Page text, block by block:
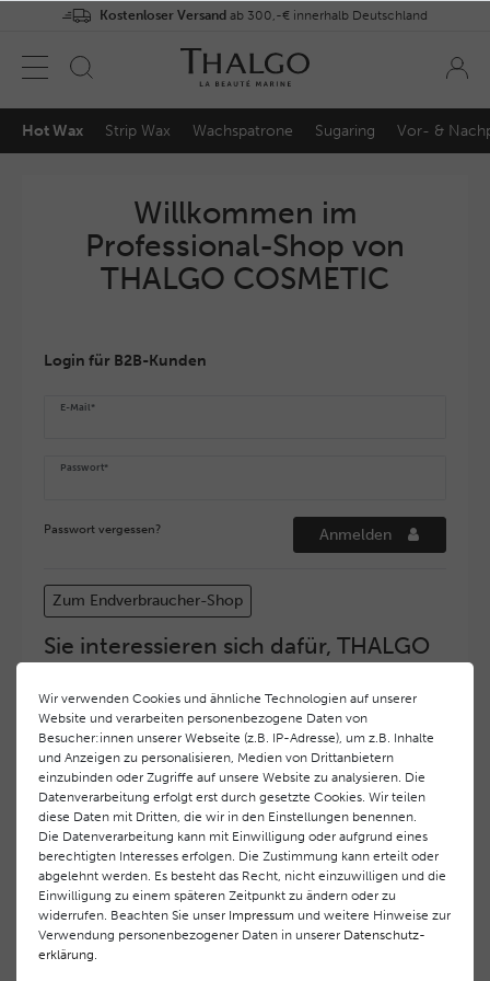
Kostenloser Versand ab 300,-€ innerhalb Deutschland
Hot Wax Strip Wax Wachspatrone Sugaring Vor- &
Willkommen im
Professional-Shop von
THALGO COSMETIC
Login für B2B-Kunden
E-Mail*
Passwort*
Passwort vergessen? Anmelden
Zum Endverbraucher-Shop
Sie interessieren sich dafür, THALGO
COSMETIC Partner und Depositär zu
werden?
Hohe Servicequalität und ein exzellentes Markenimage
haben bei
THALGO COSMETIC oberste Priorität.
Anspruchsvollen Endverbrauchern möchten wir ein
hohes Qualitätsniveau und gleichzeitig eine
überdurchschnittliche Behandlungs- und Serviceleistung
gewährleisten. Deshalb haben wir ein selektives
Vertriebssystem eingeführt. THALGO COSMETICPartner
werden auf diese Weise wirtschaftlich unterstützt,
während Endverbrauchern eine stets gleichbleibend hohe
Dienstleistungsqualität und ein innovatives Produkt- und
Behandlungsprogramm geboten wird.
Wir verwenden Cookies und ähnliche Technologien auf unserer
Website und verarbeiten personenbezogene Daten von
Besucher:innen unserer Webseite (z.B. IP-Adresse), um z.B. Inhalte
und Anzeigen zu personalisieren, Medien von Drittanbietern
einzubinden oder Zugriffe auf unsere Website zu analysieren. Die
Datenverarbeitung erfolgt erst durch gesetzte Cookies. Wir teilen
diese Daten mit Dritten, die wir in den Einstellungen benennen.
Die Datenverarbeitung kann mit Einwilligung oder aufgrund eines
berechtigten Interesses erfolgen. Die Zustimmung kann erteilt oder
abgelehnt werden. Es besteht das Recht, nicht einzuwilligen und die
Einwilligung zu einem späteren Zeitpunkt zu ändern oder zu
widerrufen. Beachten Sie unser Impressum und weitere Hinweise zur
Verwendung personenbezogener Daten in unserer Daten­schutz­
erklärung.